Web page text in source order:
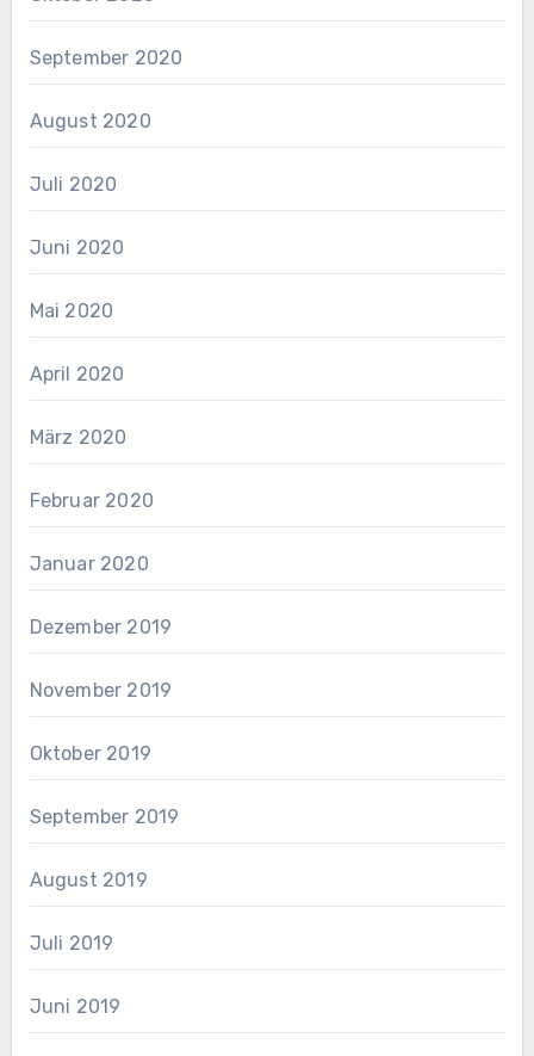
September 2020
August 2020
Juli 2020
Juni 2020
Mai 2020
April 2020
März 2020
Februar 2020
Januar 2020
Dezember 2019
November 2019
Oktober 2019
September 2019
August 2019
Juli 2019
Juni 2019